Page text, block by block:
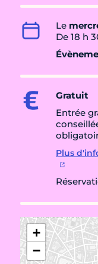
Le
De 18 h
Gratuit
Entrée
Plus
+
−